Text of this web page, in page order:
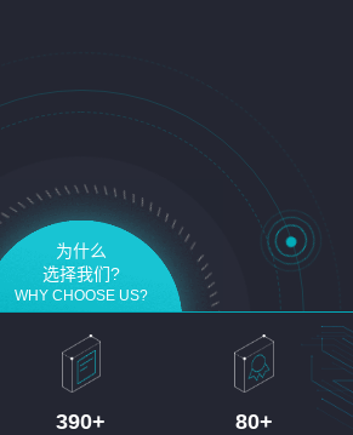
为什么
选择我们?
WHY CHOOSE US?
390+ 80+